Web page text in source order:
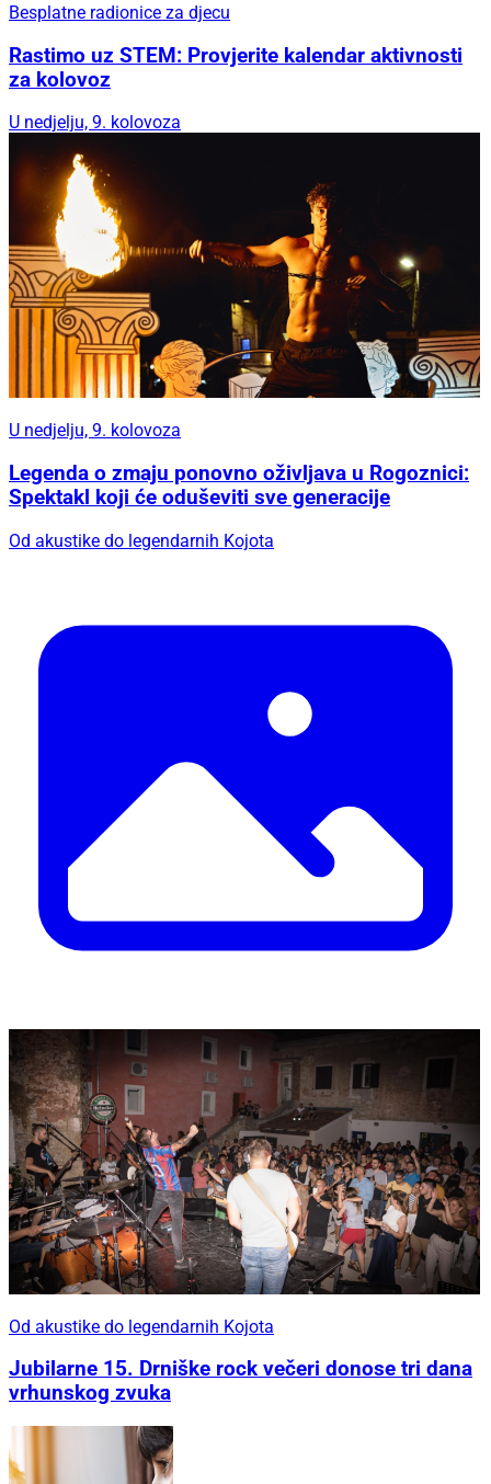
Besplatne radionice za djecu
Rastimo uz STEM: Provjerite kalendar aktivnosti
za kolovoz
U nedjelju, 9. kolovoza
U nedjelju, 9. kolovoza
Legenda o zmaju ponovno oživljava u Rogoznici:
Spektakl koji će oduševiti sve generacije
Od akustike do legendarnih Kojota
Od akustike do legendarnih Kojota
Jubilarne 15. Drniške rock večeri donose tri dana
vrhunskog zvuka